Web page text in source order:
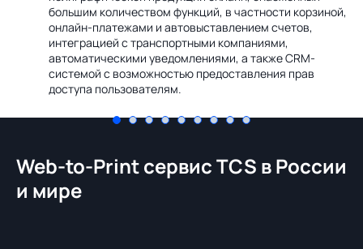
большим количеством функций, в частности корзиной,
онлайн-платежами и автовыставлением счетов,
интеграцией с транспортными компаниями,
автоматическими уведомлениями, а также CRM-
системой с возможностью предоставления прав
доступа пользователям.
Web-to-Print сервис TCS в России
и мире